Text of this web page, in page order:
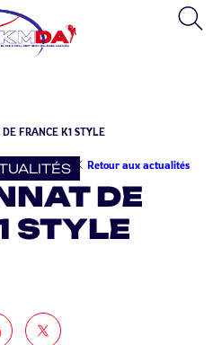
FRANCE K1 STYLE
Retour aux actualités
DE
STYLE